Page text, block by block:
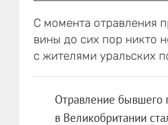
С момента отравления
вины до сих пор никто
с жителями уральских
Отравление бывшего
в Великобритании